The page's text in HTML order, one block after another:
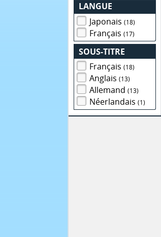
LANGUE
Japonais(18)
Français(17)
SOUS-TITRE
Français(18)
Anglais(13)
Allemand(13)
Néerlandais(1)